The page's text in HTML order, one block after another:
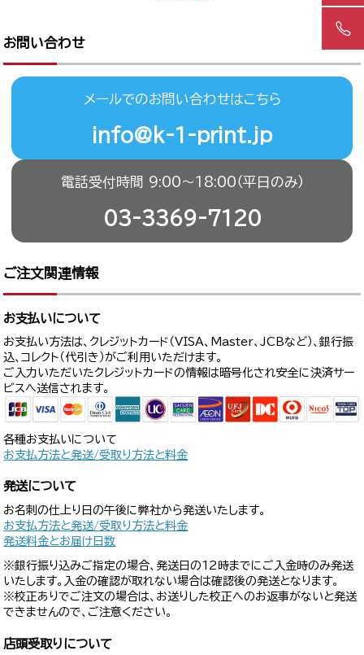
お問い合わせ
メールでのお問い合わせはこちら
info@k-1-print.jp
電話受付時間 9:00〜18:00（平日のみ）
03-3369-7120
ご注文関連情報
お支払いについて
お支払い方法は、クレジットカード（VISA、Master、JCBなど）、銀行振
込、コレクト（代引き）がご利用いただけます。
ご入力いただいたクレジットカードの情報は暗号化され安全に決済サー
ビスへ送信されます。
各種お支払いについて
お支払方法と発送/受取り方法と料金
発送について
お名刺の仕上り日の午後に弊社から発送いたします。
お支払方法と発送/受取り方法と料金
発送料金とお届け日数
※銀行振り込みご指定の場合、発送日の12時までにご入金時のみ発送
いたします。入金の確認が取れない場合は確認後の発送となります。
※校正ありでご注文の場合は、お送りした校正へのお返事がないと発送
できませんので、ご注意ください。
店頭受取りについて